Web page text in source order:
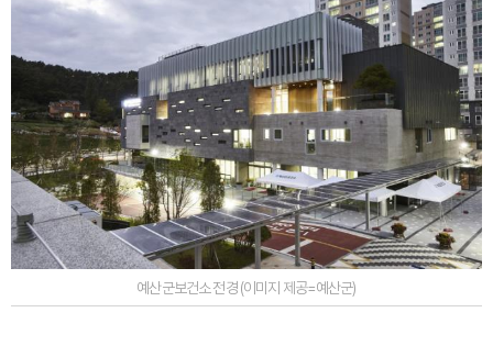
예산군보건소 전경 (이미지 제공=예산군)